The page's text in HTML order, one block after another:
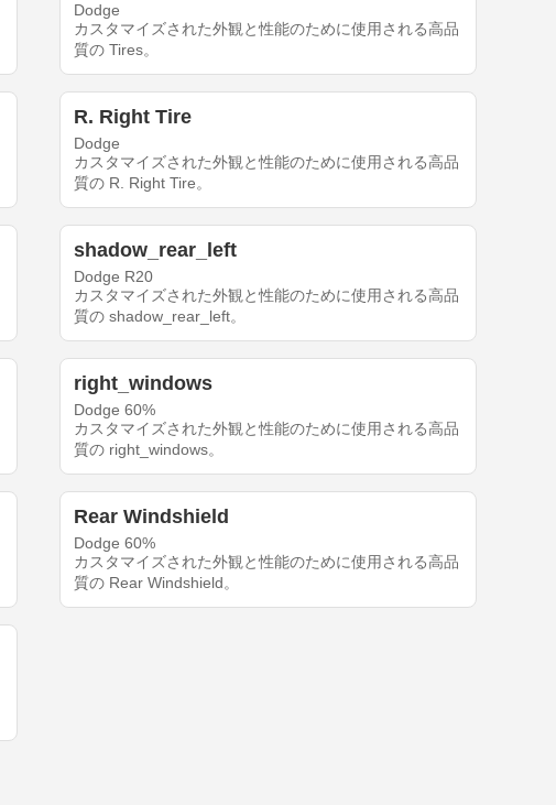
Dodge
カスタマイズされた外観と性能のために使用される高品
質の Tires。
R. Right Tire
Dodge
カスタマイズされた外観と性能のために使用される高品
質の R. Right Tire。
shadow_rear_left
Dodge R20
カスタマイズされた外観と性能のために使用される高品
質の shadow_rear_left。
right_windows
Dodge 60%
カスタマイズされた外観と性能のために使用される高品
質の right_windows。
Rear Windshield
Dodge 60%
カスタマイズされた外観と性能のために使用される高品
質の Rear Windshield。